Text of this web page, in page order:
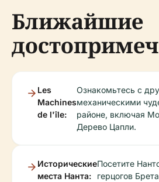
Ближайшие
Les
Machines
de l'île:
Ознакомьтесь с
механическими
районе, включая
Дерево Цапли.
Исторические
места Нанта:
Посетите
герцогов